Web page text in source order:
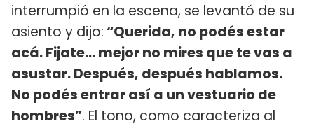
interrumpió en la escena, se levantó de su
asiento y dijo: “Querida, no podés estar
acá. Fijate... mejor no mires que te vas a
asustar. Después, después hablamos.
No podés entrar así a un vestuario de
hombres”. El tono, como caracteriza al